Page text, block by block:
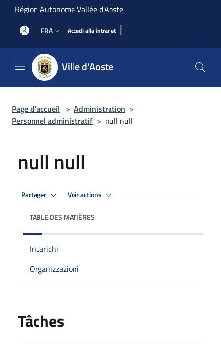
Salta al contenuto principale
Région Autonome Vallée d'Aoste
FRA Accedi alla intranet |
Ville d'Aoste
Page d'accueil > Administration >
Personnel administratif > null null
null null
Partager Voir actions
TABLE DES MATIÈRES
Incarichi
Organizzazioni
Tâches